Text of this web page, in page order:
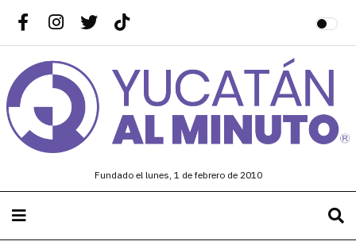
Fundado el lunes, 1 de febrero de 2010